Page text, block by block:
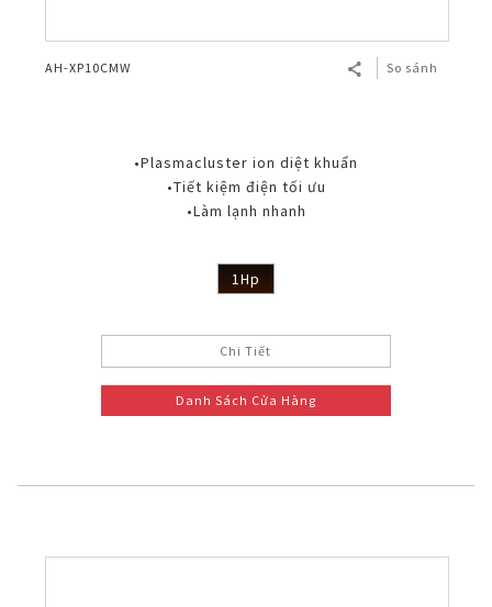
AH-XP10CMW So sánh
•Plasmacluster ion diệt khuẩn
•Tiết kiệm điện tối ưu
•Làm lạnh nhanh
1Hp
Chi Tiết
Danh Sách Cửa Hàng